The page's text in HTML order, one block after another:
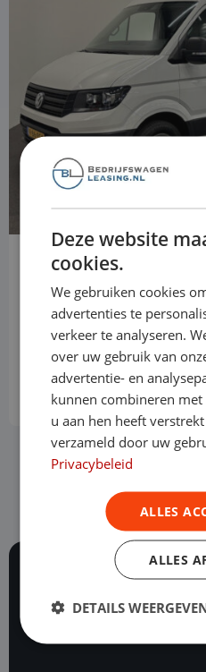
31658065289
Volkswagen Crafter
Diesel Automaat
L4H3
Financial lease
Operational lease
116 beoordelingen
Al ruim 25 jaar staan onze
Deze website
cookies.
We gebruiken cookies
advertenties te
verkeer te analyseren.
over uw gebruik van
advertentie- en
kunnen combineren
u aan hen heeft
verzameld door uw
Privacybeleid
ALLES
ALLES
DETAILS